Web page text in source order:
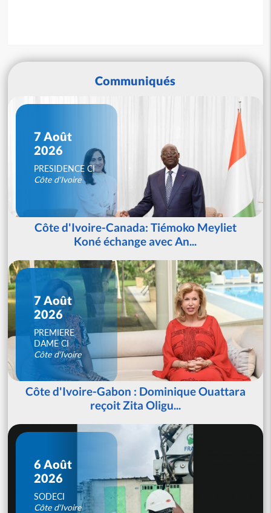
Communiqués
7 Août
2026
PRESIDENCE CI
Côte d'Ivoire
Côte d'Ivoire-Canada: Tiémoko Meyliet
Koné échange avec An...
7 Août
2026
PREMIERE
DAME CI
Côte d'Ivoire
Côte d'Ivoire-Gabon : Dominique Ouattara
reçoit Zita Oligu...
6 Août
2026
SODECI
Côte d'Ivoire